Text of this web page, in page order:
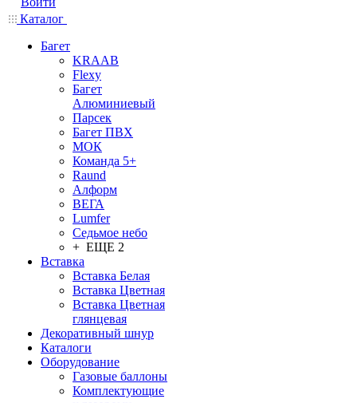
Каталог
Багет
KRAAB
Flexy
Багет
Алюминиевый
Парсек
Багет ПВХ
МОК
Команда 5+
Raund
Алформ
ВЕГА
Lumfer
Седьмое небо
+ ЕЩЕ 2
Вставка
Вставка Белая
Вставка Цветная
Вставка Цветная
глянцевая
Декоративный шнур
Каталоги
Оборудование
Газовые баллоны
Комплектующие